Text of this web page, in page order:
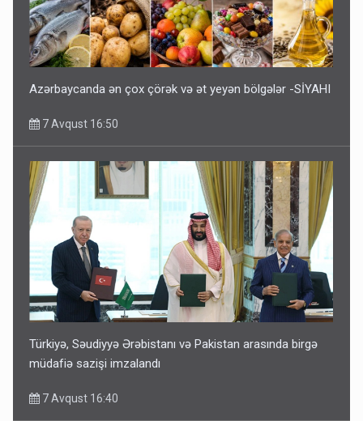
Azərbaycanda ən çox çörək və ət yeyən bölgələr -SİYAHI
7 Avqust 16:50
Türkiyə, Səudiyyə Ərəbistanı və Pakistan arasında birgə
müdafiə sazişi imzalandı
7 Avqust 16:40